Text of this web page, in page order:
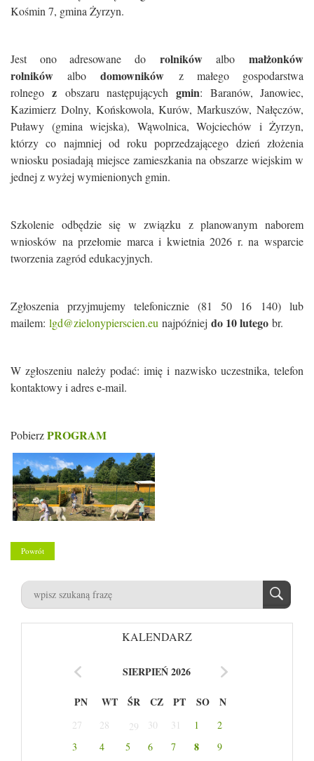
Kośmin 7, gmina Żyrzyn.
Jest ono adresowane do rolnikówalbomałżonków
rolników albodomowników z małego gospodarstwa
rolnegoz obszaru następującychgmin: Baranów, Janowiec,
Kazimierz Dolny, Końskowola, Kurów, Markuszów, Nałęczów,
Puławy (gmina wiejska), Wąwolnica, Wojciechów i Żyrzyn,
którzy co najmniej od roku poprzedzającego dzień złożenia
wniosku posiadają miejsce zamieszkania na obszarze wiejskim w
jednej z wyżej wymienionych gmin.
Szkolenie odbędzie się w związku z planowanym naborem
wniosków na przełomie marca i kwietnia 2026 r. na wsparcie
tworzenia zagród edukacyjnych.
Zgłoszenia przyjmujemy telefonicznie (81 50 16 140) lub
mailem: lgd@zielonypierscien.eu najpóźniej do 10 lutego br.
W zgłoszeniu należy podać: imię i nazwisko uczestnika, telefon
kontaktowy i adres e-mail.
PobierzPROGRAM
Powrót
KALENDARZ
SIERPIEŃ 2026
PN WT ŚR CZ PT SO N
27 28 29 30 31 1
2
3
4 5 6 7 8
9